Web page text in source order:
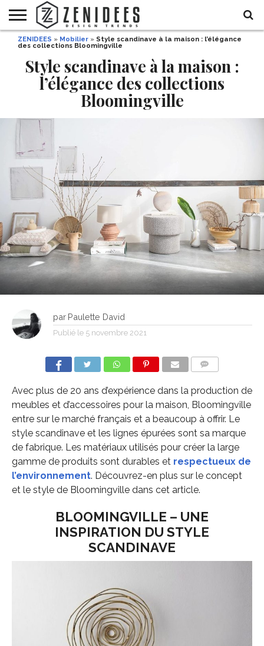
HOME
DE
FÊTE
ET
BEAUTÉ
ZENIDEES » Mobilier » Style scandinave à la maison : l’élégance
des collections Bloomingville
Style scandinave à la maison :
l’élégance des collections
Bloomingville
par Paulette David
Publié le 5 novembre 2021
Avec plus de 20 ans d’expérience dans la production de
meubles et d’accessoires pour la maison, Bloomingville
entre sur le marché français et a beaucoup à offrir. Le
style scandinave et les lignes épurées sont sa marque
de fabrique. Les matériaux utilisés pour créer la large
gamme de produits sont durables et respectueux de
l’environnement. Découvrez-en plus sur le concept
et le style de Bloomingville dans cet article.
BLOOMINGVILLE – UNE
INSPIRATION DU STYLE
SCANDINAVE